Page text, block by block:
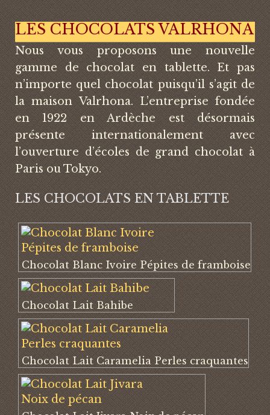
LES CHOCOLATS VALRHONA
Nous vous proposons une nouvelle
gamme de chocolat en tablette. Et pas
n’importe quel chocolat puisqu’il s’agit de
la maison Valrhona. L’entreprise fondée
en 1922 en Ardèche est désormais
présente internationalement avec
l’ouverture d’écoles de grand chocolat à
Paris ou Tokyo.
LES CHOCOLATS EN TABLETTE
Chocolat Blanc Ivoire Pépites de framboise
Chocolat Lait Bahibe
Chocolat Lait Caramelia Perles craquantes